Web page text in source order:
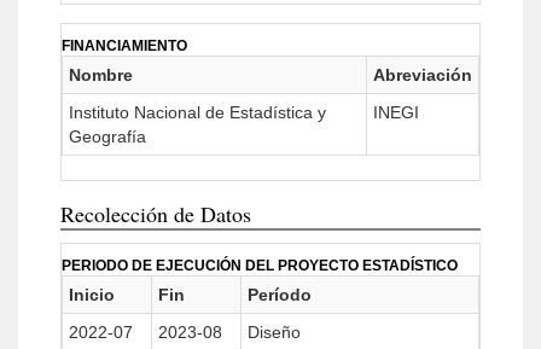
FINANCIAMIENTO
Nombre
Abreviación
Instituto Nacional de Estadística y
Geografía
INEGI
Recolección de Datos
PERIODO DE EJECUCIÓN DEL PROYECTO ESTADÍSTICO
Inicio Fin
Período
2022-07
2023-08
Diseño